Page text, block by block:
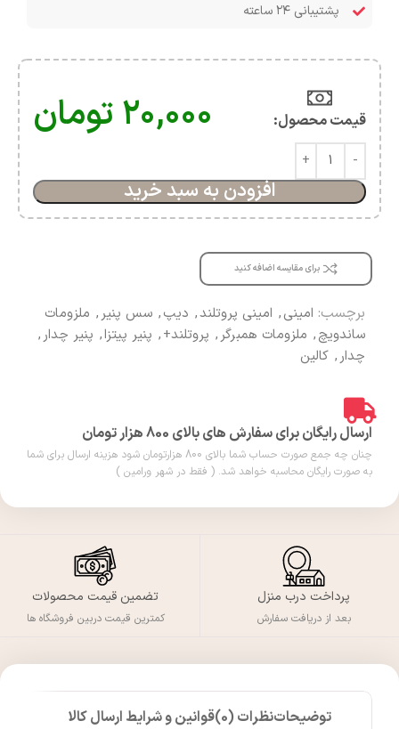
پشتیبانی ۲۴ ساعته
قیمت محصول:​ ۲۰,۰۰۰تومان
افزودن به سبد خرید
برای مقایسه اضافه کنید
برچسب: امینی, امینی پروتلند, دیپ, سس پنیر, ملزومات
ساندویچ, ملزومات همبرگر, پروتلند+, پنیر پیتزا, پنیر چدار,
چدار, کالین
ارسال رایگان برای سفارش های بالای 800 هزار تومان
چنان چه جمع صورت حساب شما بالای 800 هزارتومان شود هزینه ارسال برای شما
به صورت رایگان محاسبه خواهد شد. ( فقط در شهر ورامین )
پرداخت درب منزل
بعد از دریافت سفارش
تضمین قیمت محصولات
کمترین قیمت دربین فروشگاه ها
توضیحاتنظرات (0) قوانین و شرایط ارسال کالا